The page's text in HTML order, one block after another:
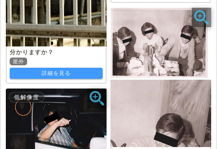
分かりますか？
屋外
詳細を見る
低解像度